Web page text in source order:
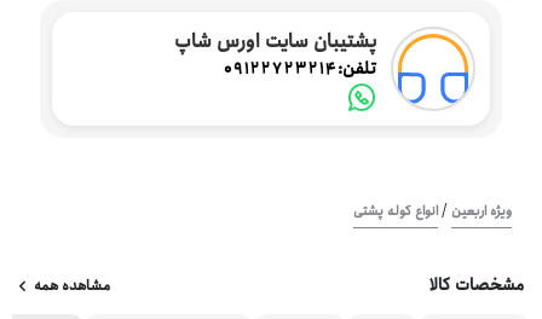
پشتیبان سایت اورس شاپ
تلفن:09122723214
ویژه اربعین /انواع کوله پشتی
مشخصات کالا مشاهده همه